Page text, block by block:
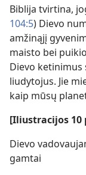
Biblija tvirtina,
104:5) Dievo
amžinąjį
maisto bei
Dievo ketinimus
liudytojus. Jie
kaip mūsų
[Iliustracijos 10
Dievo
gamtai